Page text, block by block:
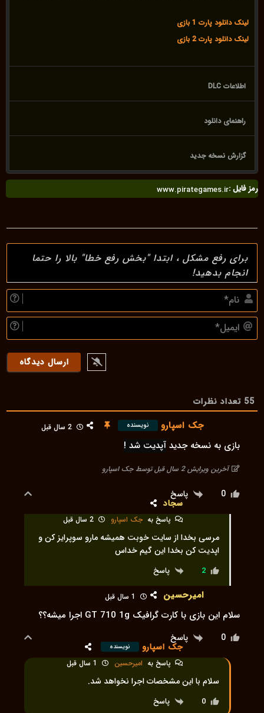
لینک دانلود پارت 1 بازی
لینک دانلود پارت 2 بازی
اطلاعات DLC
راهنمای دانلود
گزارش نسخه جدید
رمز فایل :www.pirategames.ir
55 تعداد نظرات
جک اسپارو نویسنده 2 سال قبل
بازی به نسخه جدید آپدیت شد !
آخرین ویرایش 2 سال قبل توسط جک اسپارو
0 پاسخ
سجاد
پاسخ به جک اسپارو
مرسی بخدا از سایت خوبت همیشه مارو سوپرایز کن و
اپدیت کن بخدا این گیم خداس
2 پاسخ
امیرحسین
سلام این بازی با کارت گرافیک GT 710 1g اجرا میشه؟؟
0 پاسخ
جک اسپارو نویسنده
پاسخ به امیرحسین
سلام با این مشخصات اجرا نخواهد شد.
0 پاسخ